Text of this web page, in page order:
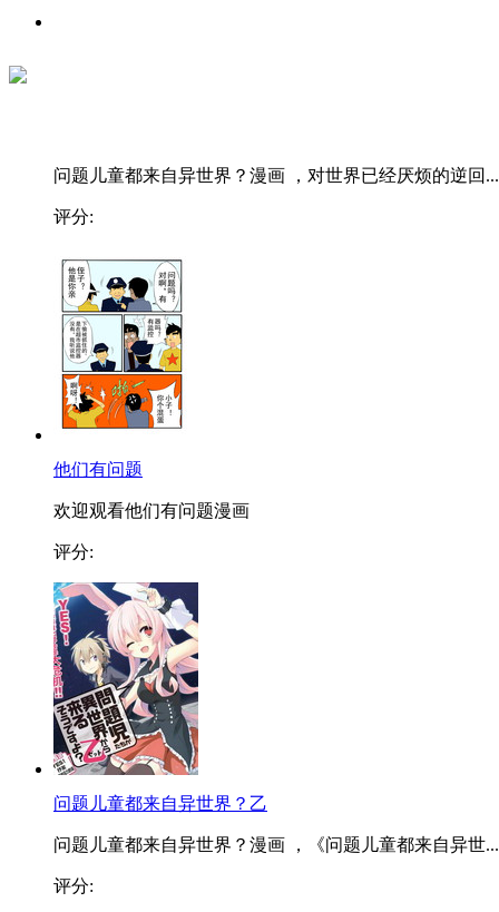
问题儿童都来自异世界？漫画 ，对世界已经厌烦的逆回...
评分:
他们有问题
欢迎观看他们有问题漫画
评分:
问题儿童都来自异世界？乙
问题儿童都来自异世界？漫画 ，《问题儿童都来自异世...
评分: